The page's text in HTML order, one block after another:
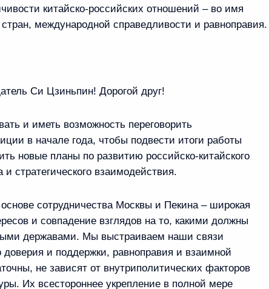
область, Ново-Огарёво
вопросам
китайско-российских отношений – во имя
международной справедливости и равноправия.
Си Цзиньпин! Дорогой друг!
и иметь возможность переговорить
в начале года, чтобы подвести итоги работы
новые планы по развитию российско-китайского
стратегического взаимодействия.
сотрудничества Москвы и Пекина – широкая
и совпадение взглядов на то, какими должны
державами. Мы выстраиваем наши связи
и поддержки, равноправия и взаимной
не зависят от внутриполитических факторов
Их всестороннее укрепление в полной мере